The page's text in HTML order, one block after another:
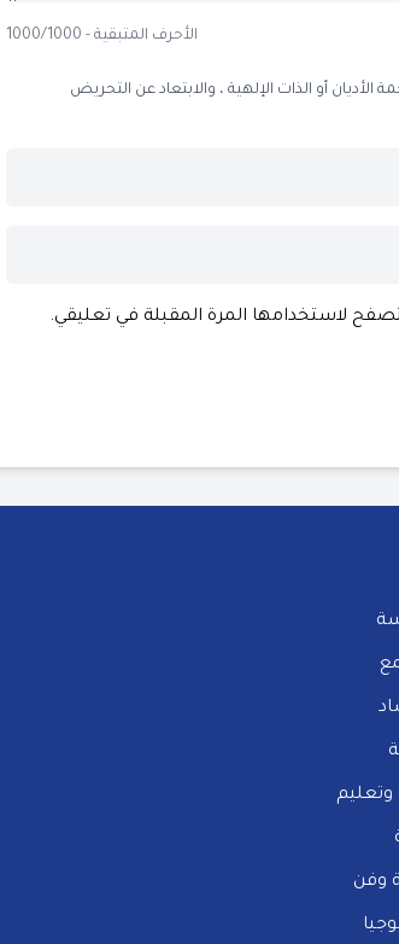
الأحرف المتبقية - 1000/1000
أو الذات الإلهية ، والابتعاد عن التحريض
لاستخدامها المرة المقبلة في تعليقي.
وتعليم
وفن